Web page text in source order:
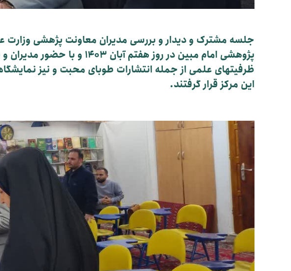
جلسه مشترک و دیدار و بررسی مدیران معاونت پژهشی وزارت
پژوهشی امام مبین در روز
ظرفیتهای علمی از جمله انتشارات طوبای محبت و نیز
این مرکز قرار گرفتند.